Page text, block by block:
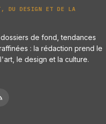
DU DESIGN ET DE LA
de fond, tendances
: la rédaction prend le
le design et la culture.